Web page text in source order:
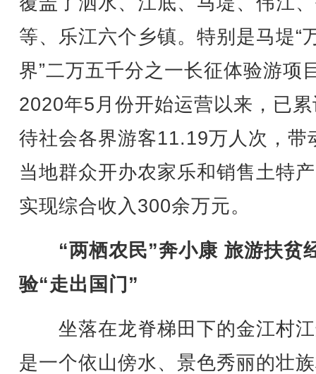
等、乐江六个乡镇。特别是马堤“
界”二万五千分之一长征体验游项
2020年5月份开始运营以来，已
待社会各界游客11.19万人次，带
当地群众开办农家乐和销售土特
实现综合收入300余万元。
“两栖农民”奔小康 旅游扶贫
验“走出国门”
坐落在龙脊梯田下的金江村
是一个依山傍水、景色秀丽的壮